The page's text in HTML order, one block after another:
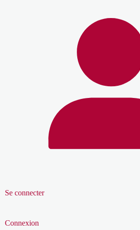
Se connecter
Connexion